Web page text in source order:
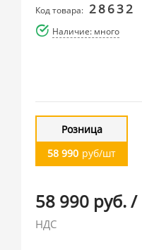
Код товара: 28632
Наличие: много
Розница
58 990 руб/шт
58 990 руб./
НДС